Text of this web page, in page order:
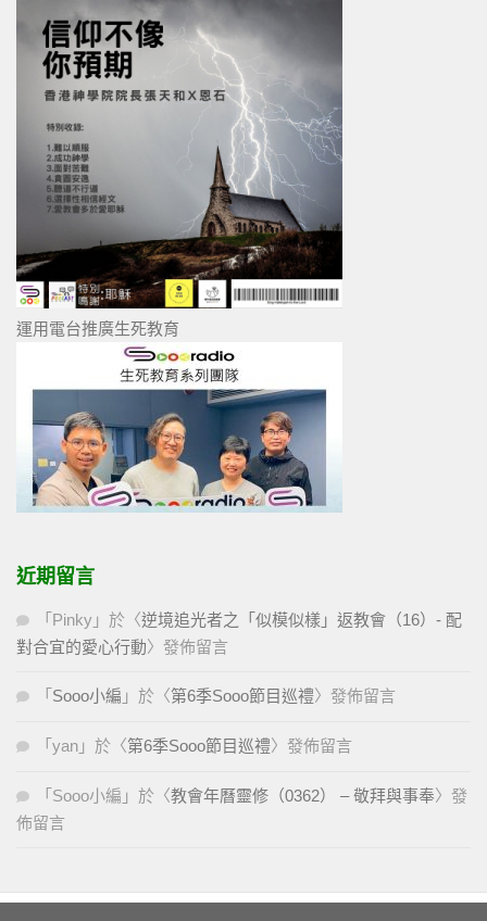
運用電台推廣生死教育
近期留言
「 Pinky 」於〈逆境追光者之「似模似樣」返教會（16）- 配
對合宜的愛心行動〉發佈留言
「 Sooo小編 」於〈第6季Sooo節目巡禮〉發佈留言
「 yan 」於〈第6季Sooo節目巡禮〉發佈留言
「 Sooo小編 」於〈教會年曆靈修（0362） – 敬拜與事奉〉發
佈留言